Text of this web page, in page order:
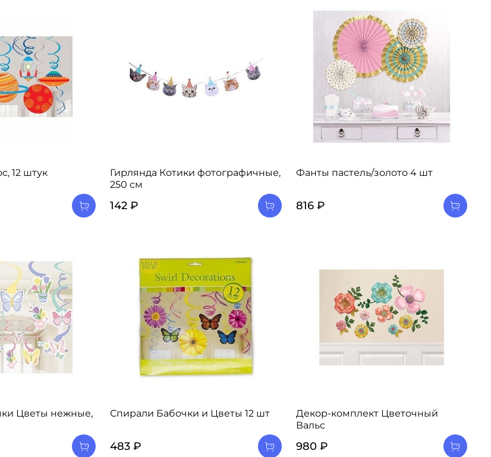
12 штук
Гирлянда Котики фотографичные,
250 см
142 ₽
Фанты пастель/золото 4 шт
816 ₽
Цветы нежные,
Спирали Бабочки и Цветы 12 шт
483 ₽
Декор-комплект Цветочный
Вальс
980 ₽